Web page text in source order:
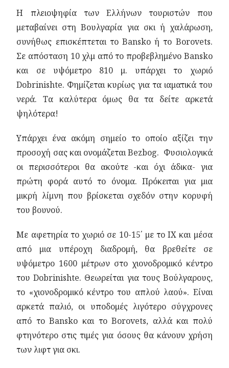
Η πλειοψηφία των Ελλήνων τουριστών που
μεταβαίνει στη Βουλγαρία για σκι ή χαλάρωση,
συνήθως επισκέπτεται το Bansko ή το Borovets.
Σε απόσταση 10 χλμ από το προβεβλημένο Bansko
και σε υψόμετρο 810 μ. υπάρχει το χωριό
Dobrinishte. Φημίζεται κυρίως για τα ιαματικά του
νερά. Τα καλύτερα όμως θα τα δείτε αρκετά
ψηλότερα!
Υπάρχει ένα ακόμη σημείο το οποίο αξίζει την
προσοχή σας και ονομάζεται Bezbog. Φυσιολογικά
οι περισσότεροι θα ακούτε -και όχι άδικα- για
πρώτη φορά αυτό το όνομα. Πρόκειται για μια
μικρή λίμνη που βρίσκεται σχεδόν στην κορυφή
του βουνού.
Με αφετηρία το χωριό σε 10-15΄ με το ΙΧ και μέσα
από μια υπέροχη διαδρομή, θα βρεθείτε σε
υψόμετρο 1600 μέτρων στο χιονοδρομικό κέντρο
του Dobrinishte. Θεωρείται για τους Βούλγαρους,
το «χιονοδρομικό κέντρο του απλού λαού». Είναι
αρκετά παλιό, οι υποδομές λιγότερο σύγχρονες
από το Βansko και το Borovets, αλλά και πολύ
φτηνότερο στις τιμές για όσους θα κάνουν χρήση
των λιφτ για σκι.